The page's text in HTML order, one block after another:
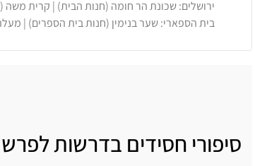
ירושלים: שכונת הר חומה (חנות הבית) | קרית משה
בית הספארי: שער בנימין (חנות בית הספרים) |
סיפורי חסידים בדרשות